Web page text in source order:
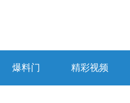
爆料门 精彩视频